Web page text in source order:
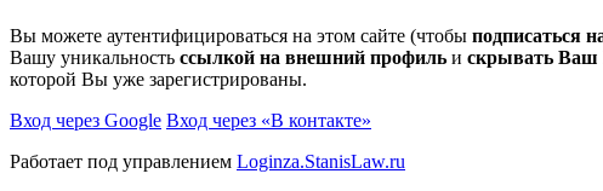
Вы можете аутентифицироваться на этом сайте (чтобы подписаться
Вашу уникальность ссылкой на внешний профиль и скрывать Ваш
которой Вы уже зарегистрированы.
Вход через Google Вход через «В контакте»
Работает под управлением Loginza.StanisLaw.ru